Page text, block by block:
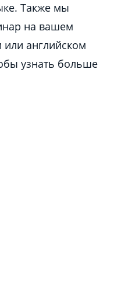
Также мы
на вашем
или английском
узнать больше